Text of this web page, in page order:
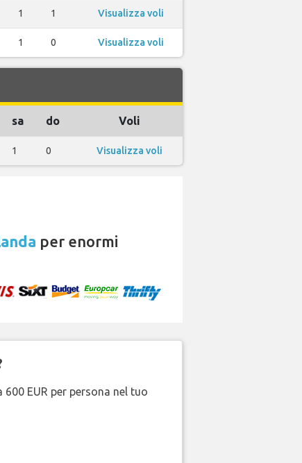
1 1 Visualizza voli
1 0 Visualizza voli
sa do Voli
1 0 Visualizza voli
per enormi
EUR per persona nel tuo